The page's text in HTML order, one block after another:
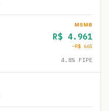
MSMB
R$ 4.961
−R$ 665
4.8% FIPE